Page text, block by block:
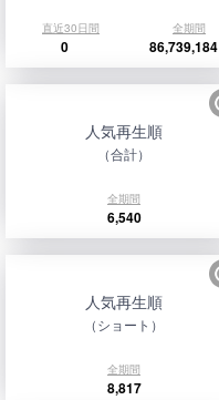
直近30日間 全期間
0 86,739,184
人気再生順
（合計）
全期間
6,540
人気再生順
（ショート）
全期間
8,817